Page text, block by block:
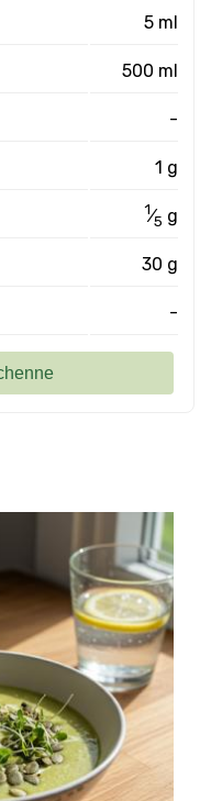
5 ml
500 ml
-
1 g
1⁄5 g
30 g
-